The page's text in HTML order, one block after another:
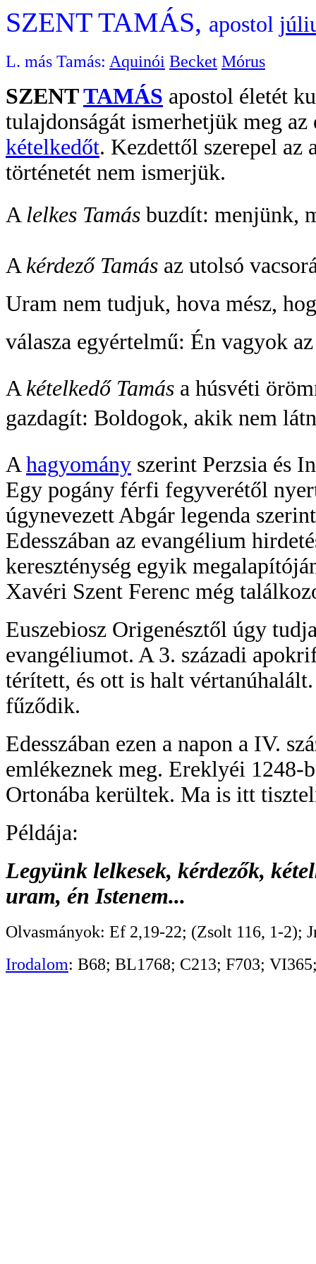
SZENT TAMÁS, apostol
L. más Tamás: Aquinói Becket Mórus
SZENTTAMÁS apostol életét
tulajdonságát ismerhetjük meg
kételkedőt. Kezdettől szerepel az
történetét nem ismerjük.
A lelkes Tamás buzdít: menjünk,
A kérdező Tamás az utolsó
Uram nem tudjuk, hova mész,
válasza egyértelmű: Én vagyok
A kételkedő Tamás a húsvéti
gazdagít: Boldogok, akik nem
Ahagyomány szerint Perzsia és
Egy pogány férfi fegyverétől
úgynevezett Abgár legenda
Edesszában az evangélium
kereszténység egyik
Xavéri Szent Ferenc még
Euszebiosz Origenésztől úgy
evangéliumot. A 3. századi
térített, és ott is halt
fűződik.
Edesszában ezen a napon a IV.
emlékeznek meg. Ereklyéi
Ortonába kerültek. Ma is itt
Példája:
Legyünk lelkesek, kérdezők,
uram, én Istenem...
Olvasmányok: Ef 2,19-22; (Zsolt 116, 1-2);
Irodalom: B68; BL1768; C213; F703;